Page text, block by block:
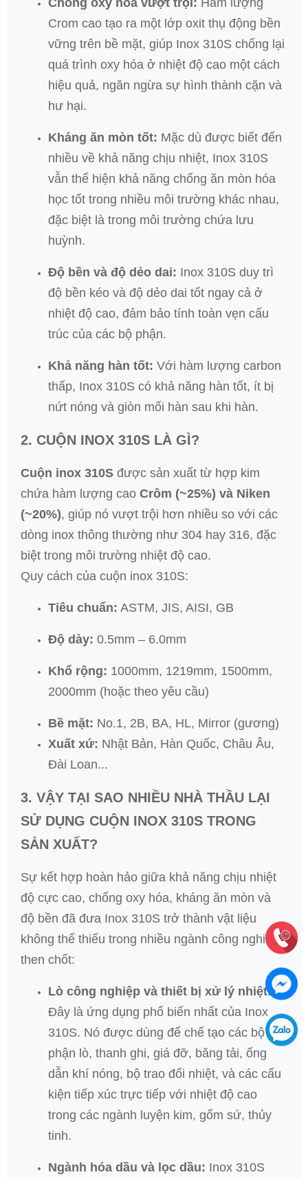
Crom cao tạo ra một lớp oxit thụ động bền
vững trên bề mặt, giúp Inox 310S chống lại
quá trình oxy hóa ở nhiệt độ cao một cách
hiệu quả, ngăn ngừa sự hình thành cặn và
hư hại.
Kháng ăn mòn tốt: Mặc dù được biết đến
nhiều về khả năng chịu nhiệt, Inox 310S
vẫn thể hiện khả năng chống ăn mòn hóa
học tốt trong nhiều môi trường khác nhau,
đặc biệt là trong môi trường chứa lưu
huỳnh.
Độ bền và độ dẻo dai: Inox 310S duy trì
độ bền kéo và độ dẻo dai tốt ngay cả ở
nhiệt độ cao, đảm bảo tính toàn vẹn cấu
trúc của các bộ phận.
Khả năng hàn tốt: Với hàm lượng carbon
thấp, Inox 310S có khả năng hàn tốt, ít bị
nứt nóng và giòn mối hàn sau khi hàn.
2. CUỘN INOX 310S LÀ GÌ?
Cuộn inox 310S được sản xuất từ hợp kim
chứa hàm lượng cao Crôm (~25%) và Niken
(~20%), giúp nó vượt trội hơn nhiều so với các
dòng inox thông thường như 304 hay 316, đặc
biệt trong môi trường nhiệt độ cao.
Quy cách của cuộn inox 310S:
Tiêu chuẩn: ASTM, JIS, AISI, GB
Độ dày: 0.5mm – 6.0mm
Khổ rộng: 1000mm, 1219mm, 1500mm,
2000mm (hoặc theo yêu cầu)
Bề mặt: No.1, 2B, BA, HL, Mirror (gương)
Xuất xứ: Nhật Bản, Hàn Quốc, Châu Âu,
Đài Loan...
3. VẬY TẠI SAO NHIỀU NHÀ THẦU LẠI
SỬ DỤNG CUỘN INOX 310S TRONG
SẢN XUẤT?
Sự kết hợp hoàn hảo giữa khả năng chịu nhiệt
độ cực cao, chống oxy hóa, kháng ăn mòn và
độ bền đã đưa Inox 310S trở thành vật liệu
không thể thiếu trong nhiều ngành công nghiệp
then chốt:
Lò công nghiệp và thiết bị xử lý nhiệt:
Đây là ứng dụng phổ biến nhất của Inox
310S. Nó được dùng để chế tạo các bộ
phận lò, thanh ghi, giá đỡ, băng tải, ống
dẫn khí nóng, bộ trao đổi nhiệt, và các cấu
kiện tiếp xúc trực tiếp với nhiệt độ cao
trong các ngành luyện kim, gốm sứ, thủy
tinh.
Ngành hóa dầu và lọc dầu: Inox 310S